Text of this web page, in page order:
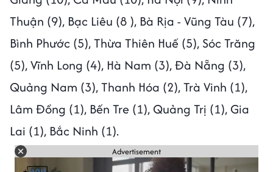
Thuận (9), Bạc Liêu (8 ), Bà Rịa - Vũng Tàu (7),
Bình Phước (5), Thừa Thiên Huế (5), Sóc Trăng
(5), Vĩnh Long (4), Hà Nam (3), Đà Nẵng (3),
Quảng Nam (3), Thanh Hóa (2), Trà Vinh (1),
Lâm Đồng (1), Bến Tre (1), Quảng Trị (1), Gia
Lai (1), Bắc Ninh (1).
Advertisement